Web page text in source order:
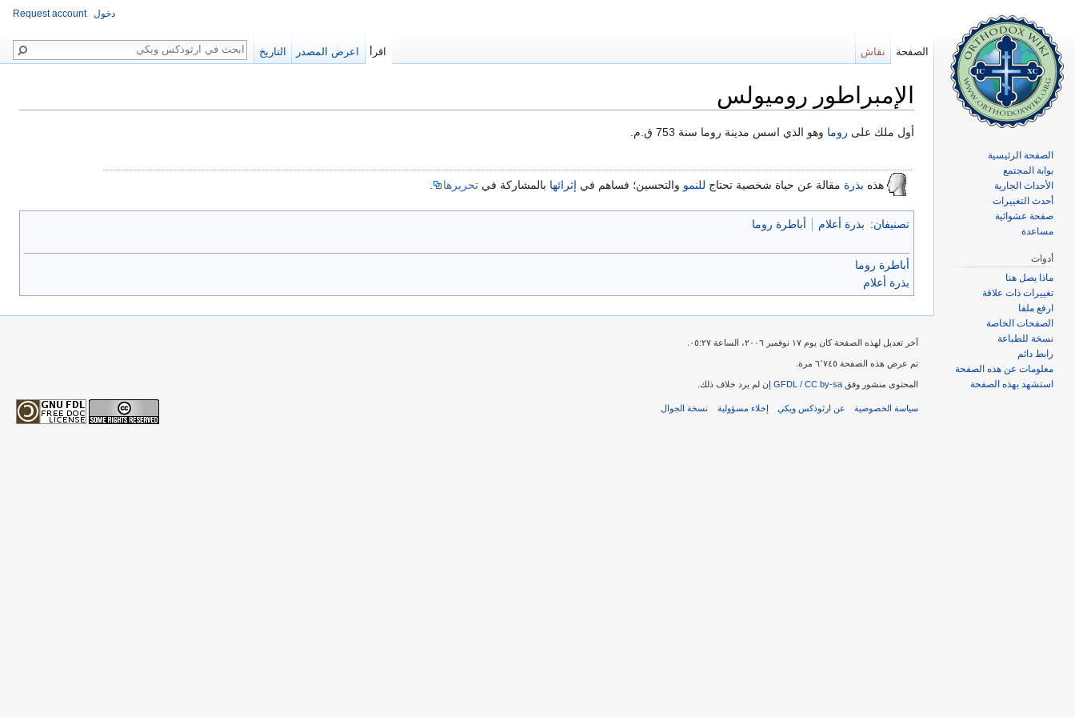
الإمبراطور روميولس
أول ملك على روما وهو الذي اسس مدينة روما سنة 753 ق.م.
هذه بذرة مقالة عن حياة شخصية تحتاج للنمو والتحسين؛ فساهم في إثرائها بالمشاركة في تحريرها .
تصنيفان: بذرة أعلام أباطرة روما
أباطرة روما
بذرة أعلام
Request account دخول
نقاش الصفحة
بحث
التاريخ اعرض المصدر اقرأ
الصفحة الرئيسية
بوابة المجتمع
الأحداث الجارية
أحدث التغييرات
صفحة عشوائية
مساعدة
أدوات
ماذا يصل هنا
تغييرات ذات علاقة
ارفع ملفا
الصفحات الخاصة
نسخة للطباعة
رابط دائم
معلومات عن هذه الصفحة
استشهد بهذه الصفحة
آخر تعديل لهذه الصفحة كان يوم ١٧ نوفمبر ٢٠٠٦، الساعة ٠٥:٢٧.
تم عرض هذه الصفحة ٦٬٧٤٥ مرة.
المحتوى منشور وفق GFDL / CC by-sa إن لم يرد خلاف ذلك.
سياسة الخصوصية عن ارثوذكس ويكي إخلاء مسؤولية نسخة الجوال